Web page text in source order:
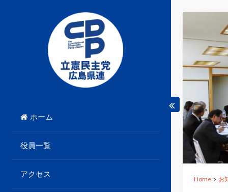
連合会
ホーム
役員一覧
アクセス
Home お